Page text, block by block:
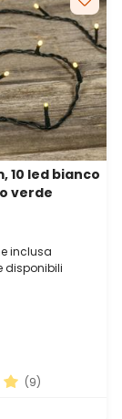
10 led bianco
verde
inclusa
disponibili
media di 5 su
(9)